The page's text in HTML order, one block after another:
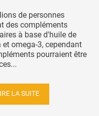
de personnes
des compléments
à base d'huile de
et omega-3, cependant
pourraient être
LA SUITE